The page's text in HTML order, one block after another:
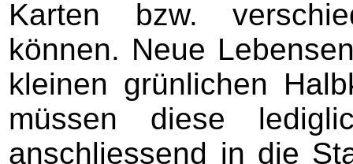
Karten bzw.
können. Neue
kleinen grünlichen
müssen diese
anschliessend in die